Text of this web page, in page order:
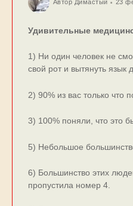
Автор Димастый 23
Удивительные
1) Ни один человек не
свой рот и вытянуть язык
2) 90% из вас только что
3) 100% поняли, что это
5) Небольшое
6) Большинство этих
пропустила номер 4.